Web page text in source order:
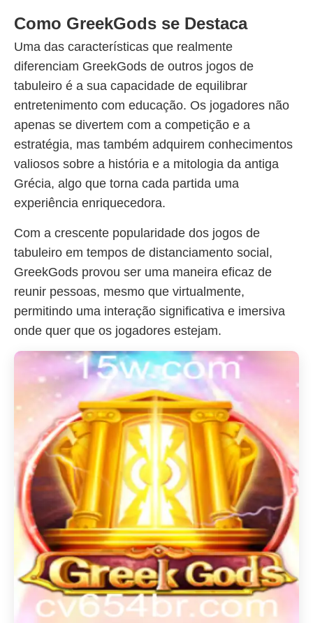
Como GreekGods se Destaca
Uma das características que realmente
diferenciam GreekGods de outros jogos de
tabuleiro é a sua capacidade de equilibrar
entretenimento com educação. Os jogadores não
apenas se divertem com a competição e a
estratégia, mas também adquirem conhecimentos
valiosos sobre a história e a mitologia da antiga
Grécia, algo que torna cada partida uma
experiência enriquecedora.
Com a crescente popularidade dos jogos de
tabuleiro em tempos de distanciamento social,
GreekGods provou ser uma maneira eficaz de
reunir pessoas, mesmo que virtualmente,
permitindo uma interação significativa e imersiva
onde quer que os jogadores estejam.